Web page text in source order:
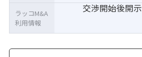
交渉開始後開示
ラッコM&A
利用情報